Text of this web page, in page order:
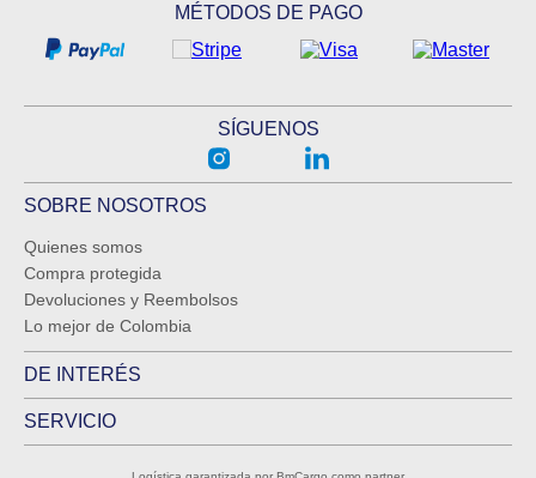
MÉTODOS DE PAGO
SÍGUENOS
SOBRE NOSOTROS
Quienes somos
Compra protegida
Devoluciones y Reembolsos
Lo mejor de Colombia
DE INTERÉS
SERVICIO